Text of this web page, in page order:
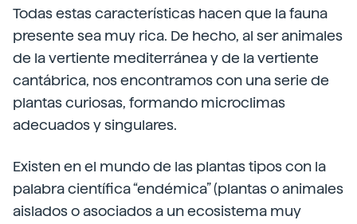
Todas estas características hacen que la fauna
presente sea muy rica. De hecho, al ser animales
de la vertiente mediterránea y de la vertiente
cantábrica, nos encontramos con una serie de
plantas curiosas, formando microclimas
adecuados y singulares.
Existen en el mundo de las plantas tipos con la
palabra científica “endémica” (plantas o animales
aislados o asociados a un ecosistema muy